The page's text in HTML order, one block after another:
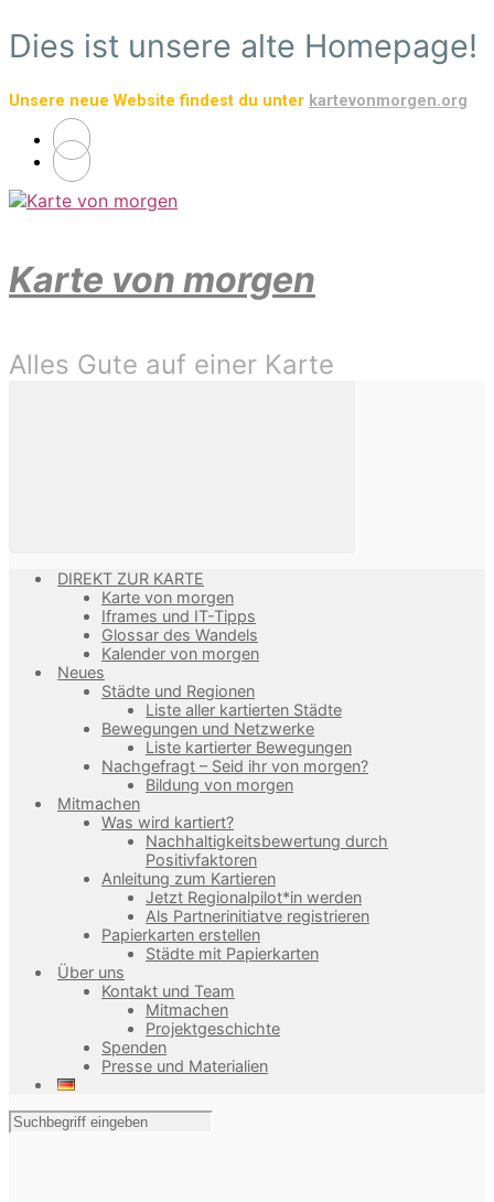
Zum
Hauptinhalt
Dies ist unsere alte Homepage!
Unsere neue Website findest du unter kartevonmorgen.org
Karte von morgen
Alles Gute auf einer Karte
DIREKT ZUR KARTE
Karte von morgen
Iframes und IT-Tipps
Glossar des Wandels
Kalender von morgen
Neues
Städte und Regionen
Liste aller kartierten Städte
Bewegungen und Netzwerke
Liste kartierter Bewegungen
Nachgefragt – Seid ihr von morgen?
Bildung von morgen
Mitmachen
Was wird kartiert?
Nachhaltigkeitsbewertung durch
Positivfaktoren
Anleitung zum Kartieren
Jetzt Regionalpilot*in werden
Als Partnerinitiatve registrieren
Papierkarten erstellen
Städte mit Papierkarten
Über uns
Kontakt und Team
Mitmachen
Projektgeschichte
Spenden
Presse und Materialien